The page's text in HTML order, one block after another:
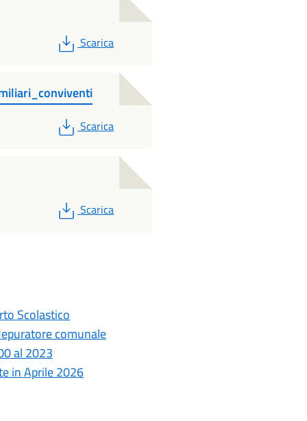
PDF
Scarica
PDF
Scarica
PDF
Scarica
Scolastico
comunale
al 2023
in Aprile 2026